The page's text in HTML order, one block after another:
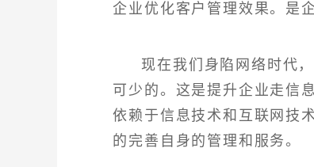
企业优化客户管理效果。是
现在我们身陷网络时代
可少的。这是提升企业走信
依赖于信息技术和互联网技
的完善自身的管理和服务。